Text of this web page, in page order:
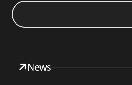
News